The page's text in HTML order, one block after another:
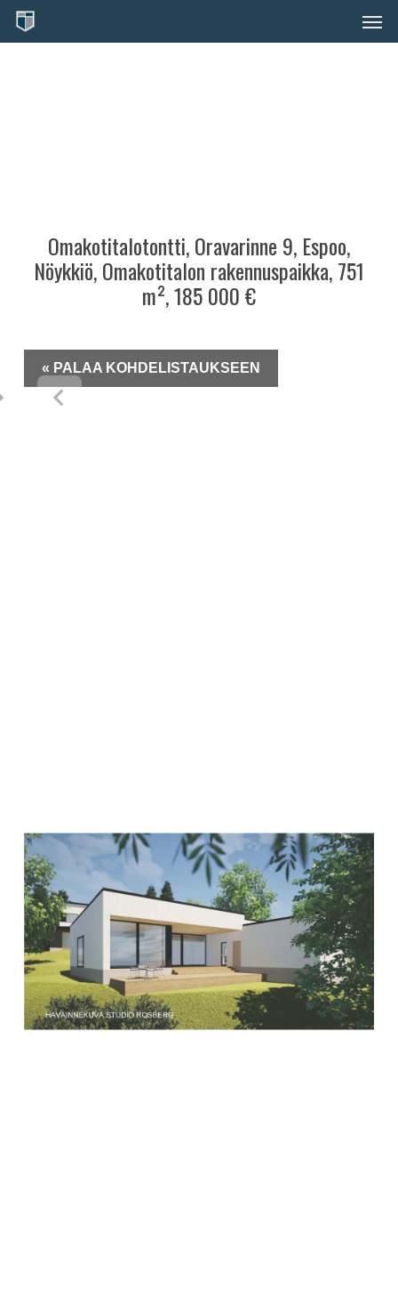
Skip
main
Omakotitalotontti, Oravarinne 9, Espoo,
Nöykkiö, Omakotitalon rakennuspaikka, 751
m², 185 000 €
« PALAA KOHDELISTAUKSEEN